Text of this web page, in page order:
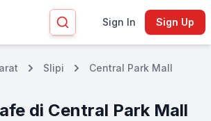
Sign In Sign Up
Slipi Central Park Mall
di Central Park Mall